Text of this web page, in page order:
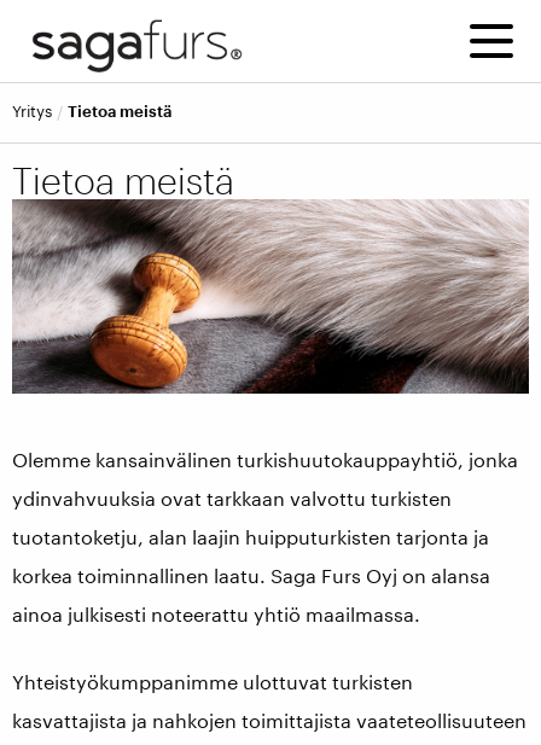
Yritys Tietoa meistä
Tietoa meistä
Olemme kansainvälinen turkishuutokauppayhtiö, jonka
ydinvahvuuksia ovat tarkkaan valvottu turkisten
tuotantoketju, alan laajin huipputurkisten tarjonta ja
korkea toiminnallinen laatu. Saga Furs Oyj on alansa
ainoa julkisesti noteerattu yhtiö maailmassa.
Yhteistyökumppanimme ulottuvat turkisten
kasvattajista ja nahkojen toimittajista vaateteollisuuteen